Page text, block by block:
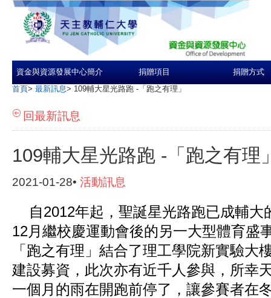
資金與資源發展中心簡介 捐贈項目 捐贈方式
首頁> 最新訊息> 109輔大星光路跑 -「跑之有理」
回最新訊息
109輔大星光路跑 -「跑之有理
2021-01-28• 活動訊息
自2012年起，聖誕星光路跑已成輔大
12月繼校慶運動會後的另一大型體育盛
「跑之有理」結合了理工學院新實驗大
建設募資，此次亦有近千人參與，所幸
一個月的雨在開跑前停了，讓參賽者在